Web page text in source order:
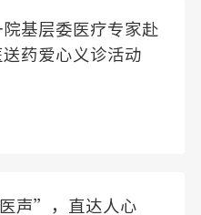
基层委医疗专家赴
药爱心义诊活动
声”，直达人心